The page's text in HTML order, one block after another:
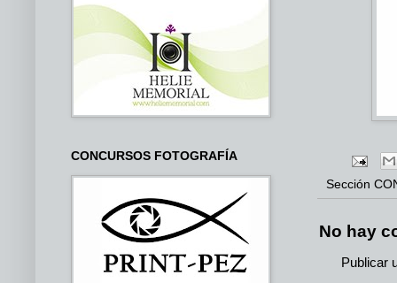
Sección
No hay
Publicar
CONCURSOS FOTOGRAFÍA